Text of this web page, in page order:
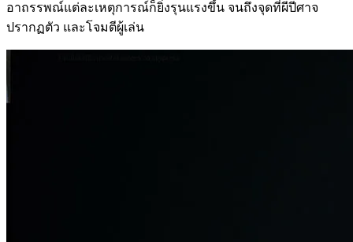
อาถรรพณ์แต่ละเหตุการณ์ก็ยิ่งรุนแรงขึ้น จนถึงจุดที่ผีปีศาจ
ปรากฏตัว และโจมตีผู้เล่น